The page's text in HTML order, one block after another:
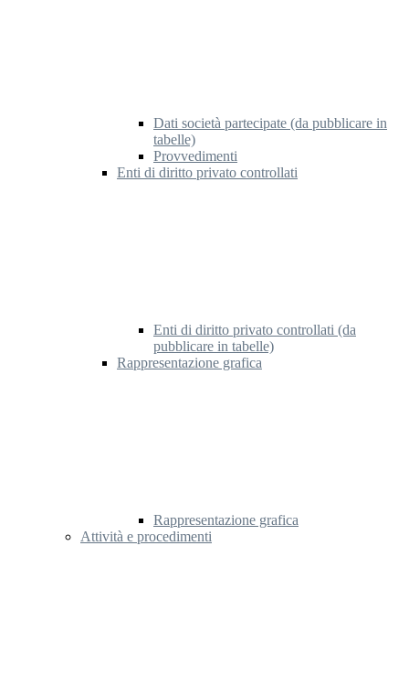
Dati società partecipate (da pubblicare in
tabelle)
Provvedimenti
Enti di diritto privato controllati
Enti di diritto privato controllati (da
pubblicare in tabelle)
Rappresentazione grafica
Rappresentazione grafica
Attività e procedimenti